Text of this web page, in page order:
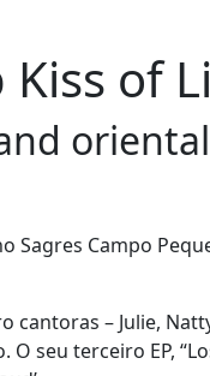
of
Sagres Campo
– Julie,
seu terceiro EP,